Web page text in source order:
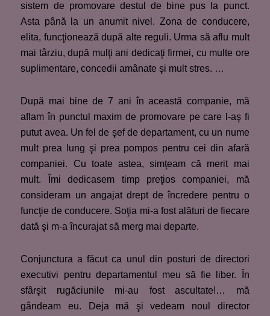
sistem de promovare destul de bine pus la punct.
Asta până la un anumit nivel. Zona de conducere,
elita, funcţionează după alte reguli. Urma să aflu mult
mai târziu, după mulţi ani dedicaţi firmei, cu multe ore
suplimentare, concedii amânate şi mult stres. …
După mai bine de 7 ani în această companie, mă
aflam în punctul maxim de promovare pe care l-aş fi
putut avea. Un fel de şef de departament, cu un nume
mult prea lung şi prea pompos pentru cei din afară
companiei. Cu toate astea, simţeam că merit mai
mult. Îmi dedicasem timp preţios companiei, mă
consideram un angajat drept de încredere pentru o
funcţie de conducere. Soţia mi-a fost alături de fiecare
dată şi m-a încurajat să merg mai departe.
Conjunctura a făcut ca unul din posturi de directori
executivi pentru departamentul meu să fie liber. În
sfârşit rugăciunile mi-au fost ascultate!… mă
gândeam eu. Deja mă şi vedeam noul director